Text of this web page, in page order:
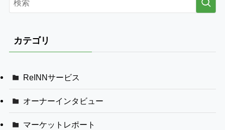
カテゴリ
ReINNサービス
オーナーインタビュー
マーケットレポート